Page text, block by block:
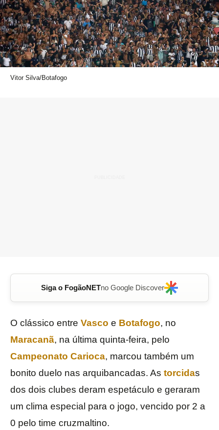
Vitor Silva/Botafogo
Siga o FogãoNETno Google Discover
O clássico entre Vasco e Botafogo, no
Maracanã, na última quinta-feira, pelo
Campeonato Carioca, marcou também um
bonito duelo nas arquibancadas. As torcidas
dos dois clubes deram espetáculo e geraram
um clima especial para o jogo, vencido por 2 a
0 pelo time cruzmaltino.